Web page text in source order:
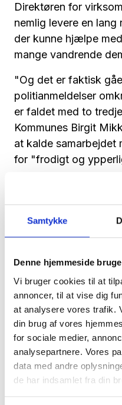
Samtykke
Denne hjemmeside
Vi bruger cookies til at
annoncer, til at vise dig
at analysere vores trafik.
din brug af vores
for sociale medier,
analysepartnere. Vores
data med andre
de har indsamlet fra din
Direktøren for
nemlig levere en
der kunne hjælpe
mange vandrende
"Og det er faktisk
politianmeldelser
er faldet med to
Kommunes Birgit
at kalde samarbejdet
for "frodigt og
netværk som
care4alls til at blive
"Hos CareNet møder
forum. Her kan man
tydeliggjort. Og
adgang til netværks
forklarer:
"Via de andre
komme i kontakt